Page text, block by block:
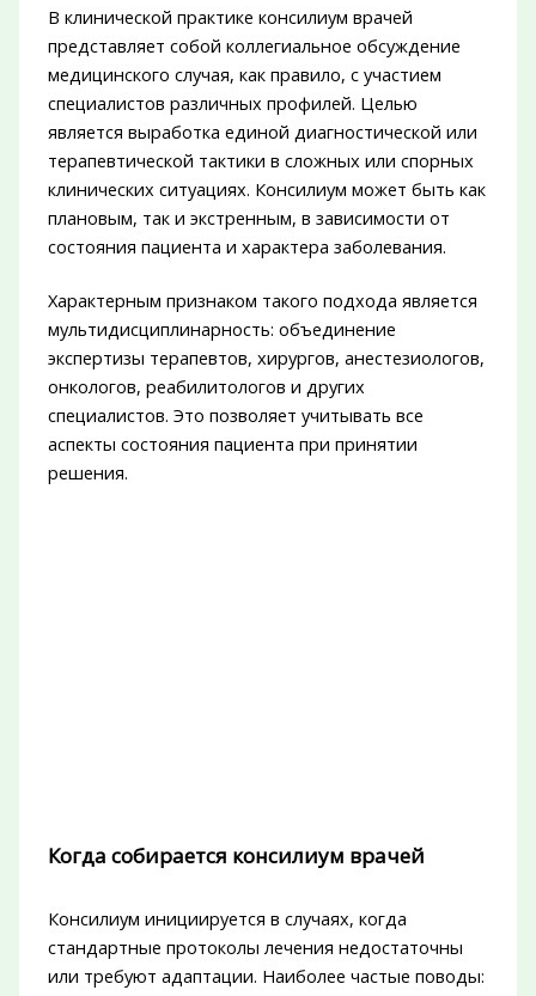
В клинической практике консилиум врачей
представляет собой коллегиальное обсуждение
медицинского случая, как правило, с участием
специалистов различных профилей. Целью
является выработка единой диагностической или
терапевтической тактики в сложных или спорных
клинических ситуациях. Консилиум может быть как
плановым, так и экстренным, в зависимости от
состояния пациента и характера заболевания.
Характерным признаком такого подхода является
мультидисциплинарность: объединение
экспертизы терапевтов, хирургов, анестезиологов,
онкологов, реабилитологов и других
специалистов. Это позволяет учитывать все
аспекты состояния пациента при принятии
решения.
Когда собирается консилиум врачей
Консилиум инициируется в случаях, когда
стандартные протоколы лечения недостаточны
или требуют адаптации. Наиболее частые поводы: